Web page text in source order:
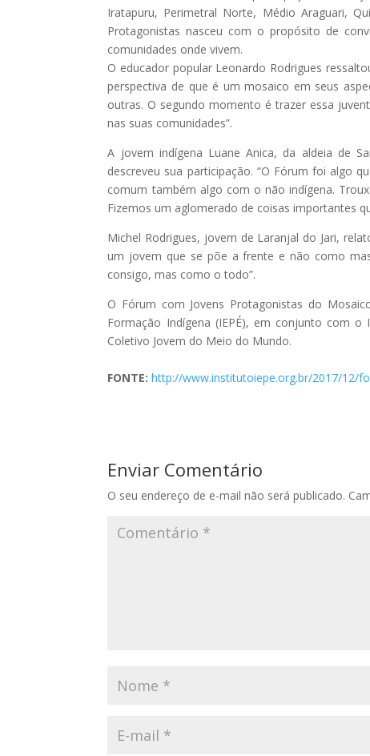
Iratapuru, Perimetral Norte, Médio Araguari,
Protagonistas nasceu com o propósito de
comunidades onde vivem.
O educador popular Leonardo Rodrigues
perspectiva de que é um mosaico em seus
outras. O segundo momento é trazer essa
nas suas comunidades”.
A jovem indígena Luane Anica, da aldeia de
descreveu sua participação. “O Fórum foi algo
comum também algo com o não indígena.
Fizemos um aglomerado de coisas importantes
Michel Rodrigues, jovem de Laranjal do Jari,
um jovem que se põe a frente e não como
consigo, mas como o todo”.
O Fórum com Jovens Protagonistas do
Formação Indígena (IEPÉ), em conjunto com o
Coletivo Jovem do Meio do Mundo.
FONTE: http://www.institutoiepe.org.br/2017/12/
Enviar Comentário
O seu endereço de e-mail não será publicado.